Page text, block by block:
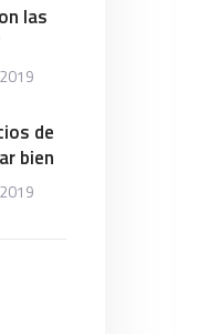
las
de
bien